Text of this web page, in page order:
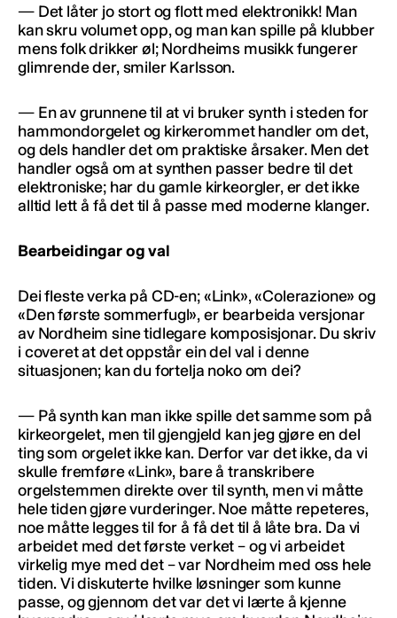
— Det låter jo stort og flott med elektronikk! Man
kan skru volumet opp, og man kan spille på klubber
mens folk drikker øl; Nordheims musikk fungerer
glimrende der, smiler Karlsson.
— En av grunnene til at vi bruker synth i steden for
hammondorgelet og kirkerommet handler om det,
og dels handler det om praktiske årsaker. Men det
handler også om at synthen passer bedre til det
elektroniske; har du gamle kirkeorgler, er det ikke
alltid lett å få det til å passe med moderne klanger.
Bearbeidingar og val
Dei fleste verka på CD-en; «Link», «Colerazione» og
«Den første sommerfugl», er bearbeida versjonar
av Nordheim sine tidlegare komposisjonar. Du skriv
i coveret at det oppstår ein del val i denne
situasjonen; kan du fortelja noko om dei?
— På synth kan man ikke spille det samme som på
kirkeorgelet, men til gjengjeld kan jeg gjøre en del
ting som orgelet ikke kan. Derfor var det ikke, da vi
skulle fremføre «Link», bare å transkribere
orgelstemmen direkte over til synth, men vi måtte
hele tiden gjøre vurderinger. Noe måtte repeteres,
noe måtte legges til for å få det til å låte bra. Da vi
arbeidet med det første verket – og vi arbeidet
virkelig mye med det – var Nordheim med oss hele
tiden. Vi diskuterte hvilke løsninger som kunne
passe, og gjennom det var det vi lærte å kjenne